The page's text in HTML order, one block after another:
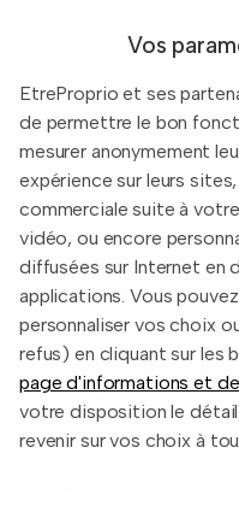
2026
Vos
EtreProprio et ses
de permettre le bon
mesurer anonymement
expérience sur leurs
commerciale suite à
vidéo, ou encore
diffusées sur Internet en
applications. Vous
personnaliser vos choix
refus) en cliquant sur les
page d'informations et
votre disposition le
revenir sur vos choix à
EtreProprio